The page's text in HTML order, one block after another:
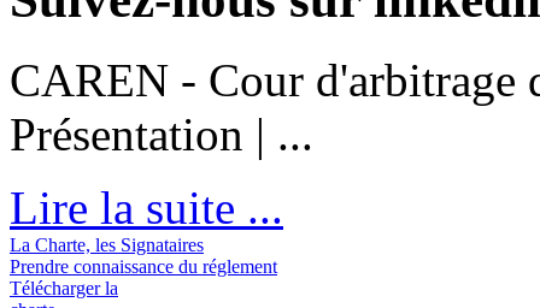
CAREN - Cour d'arbitrage
Présentation | ...
Lire la suite ...
La Charte, les Signataires
Prendre connaissance du réglement
Télécharger la